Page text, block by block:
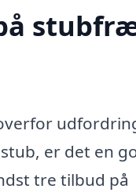
er det en
tre tilbud på